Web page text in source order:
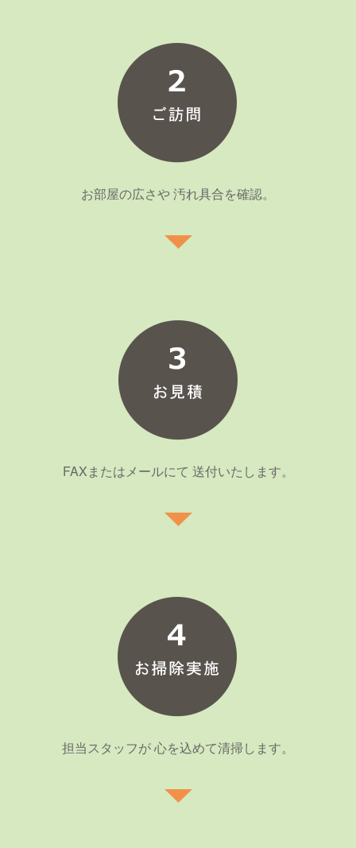
お部屋の広さや 汚れ具合を確認。
FAXまたはメールにて 送付いたします。
担当スタッフが 心を込めて清掃します。